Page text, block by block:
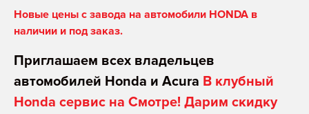
Новые цены с завода на автомобили HONDA в
наличии и под заказ.
Приглашаем всех владельцев
автомобилей Honda и Acura В клубный
Honda сервис на Смотре! Дарим скидку